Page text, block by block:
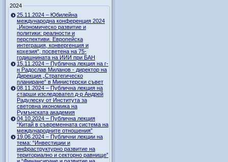
2024
25.11.2024 – Юбилейна
международна конференция 2024
„Икономическо развитие и
политики: реалности и
перспективи. Европейска
интеграция, конвергенция и
кохезия“, посветена на 75-
годишнината на ИИИ при БАН
15.11.2024 – Публична лекция на г-
н Радослав Миланов - директор на
Дирекция „Стратегическо
планиране“ в Министерски съвет
08.11.2024 – Публична лекция на
старши изследовател д-р Андрей
Радулеску от Института за
световна икономика на
Румънската академия
04.10.2024 – Публична лекция
“Китай в съвременната система на
международните отношения”
19.06.2024 – Публични лекции на
тема: “Инвестиции и
инфраструктурно развитие на
териториално и секторно равнище”
и “Финансиране и развитие на